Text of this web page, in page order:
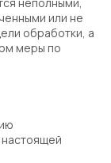
или не
обработки, а
меры по
настоящей